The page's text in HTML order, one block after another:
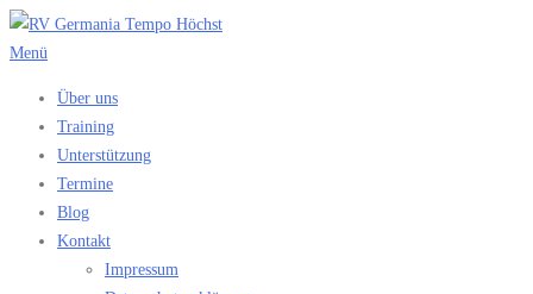
Zum
Inhalt
Menü
Über uns
Training
Unterstützung
Termine
Blog
Kontakt
Impressum